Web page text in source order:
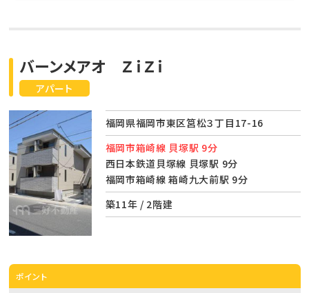
アパート
バーンメアオ ＺｉＺｉ
福岡県福岡市東区筥松３丁目17-16
福岡市箱崎線 貝塚駅 9分
西日本鉄道貝塚線 貝塚駅 9分
福岡市箱崎線 箱崎九大前駅 9分
築11年 / 2階建
ポイント